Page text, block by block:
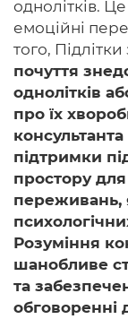
однолітків.
емоційні
того,
почуття
однолітків
про їх
підтримки
простору
переживань,
Розуміння
шанобливе
та
обговоренні